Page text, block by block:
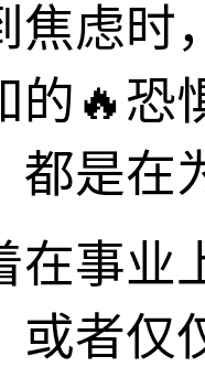
焦虑时
的🔥恐
都是在
在事业
或者仅